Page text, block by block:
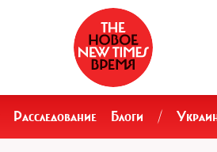
Расследование Блоги /